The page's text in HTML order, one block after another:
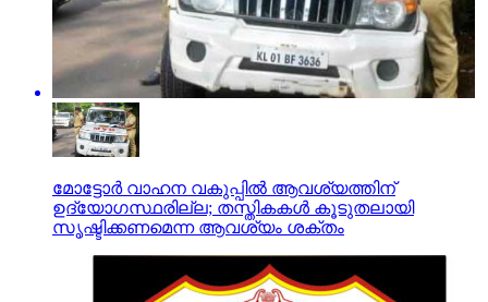
മോട്ടോർ വാഹന വകുപ്പിൽ ആവശ്യത്തിന്
ഉദ്യോഗസ്ഥരില്ല; തസ്തികകൾ കൂടുതലായി
സൃഷ്ടിക്കണമെന്ന ആവശ്യം ശക്തം